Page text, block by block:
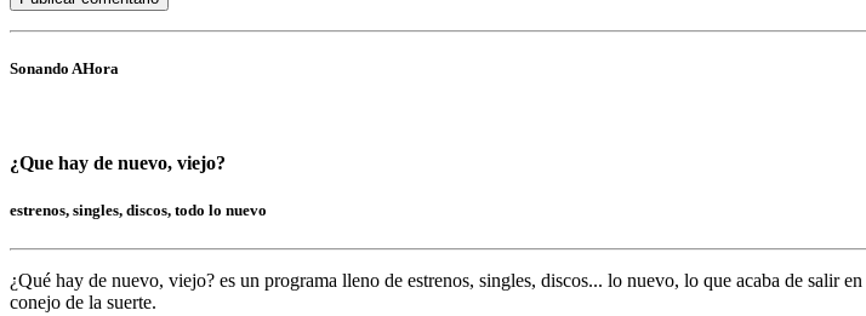
Sonando AHora
¿Que hay de nuevo, viejo?
estrenos, singles, discos, todo lo nuevo
¿Qué hay de nuevo, viejo? es un programa lleno de estrenos, singles, discos... lo nuevo, lo que acaba de salir en
conejo de la suerte.